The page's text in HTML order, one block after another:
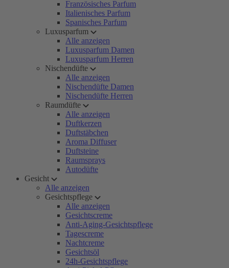
Französisches Parfum
Italienisches Parfum
Spanisches Parfum
Luxusparfum
Alle anzeigen
Luxusparfum Damen
Luxusparfum Herren
Nischendüfte
Alle anzeigen
Nischendüfte Damen
Nischendüfte Herren
Raumdüfte
Alle anzeigen
Duftkerzen
Duftstäbchen
Aroma Diffuser
Duftsteine
Raumsprays
Autodüfte
Gesicht
Alle anzeigen
Gesichtspflege
Alle anzeigen
Gesichtscreme
Anti-Aging-Gesichtspflege
Tagescreme
Nachtcreme
Gesichtsöl
24h-Gesichtspflege